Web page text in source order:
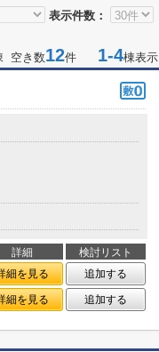
表示件数：
空き数12件 1-4棟表示
詳細
検討リスト
細を見る
追加する
細を見る 追加する